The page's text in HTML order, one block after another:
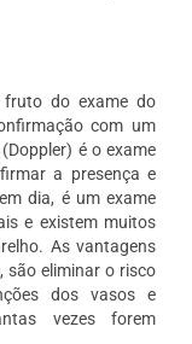
fruto do exame do
com um
é o exame
a presença e
dia, é um exame
e existem muitos
As vantagens
são eliminar o risco
dos vasos e
vezes forem